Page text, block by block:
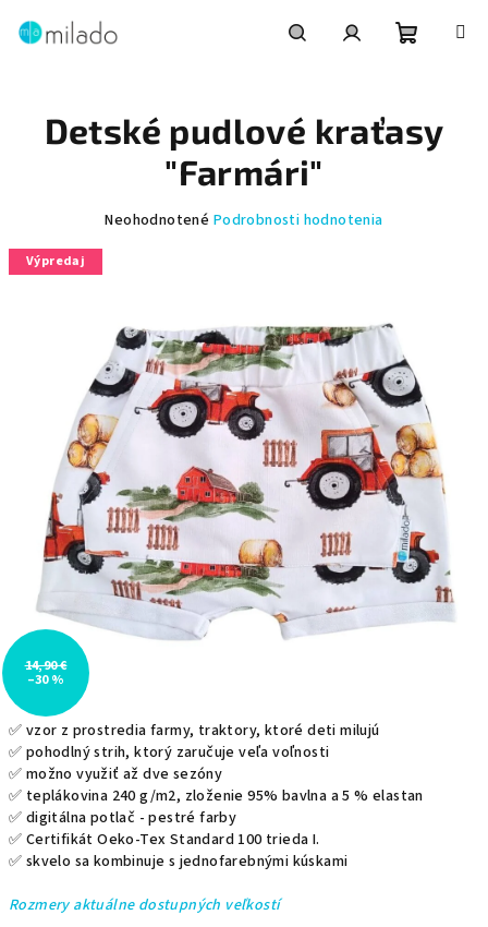
košík
✅ vzor z prostredia farmy, traktory, ktoré deti milujú
✅ pohodlný strih, ktorý zaručuje veľa voľnosti
✅ možno využiť až dve sezóny
✅ teplákovina 240 g/m2, zloženie95% bavlna a 5 % elastan
✅ digitálna potlač - pestré farby
✅ Certifikát Oeko-Tex Standard 100 trieda I.
✅ skvelo sa kombinuje s jednofarebnými kúskami
Rozmery aktuálne dostupných veľkostí
Detské pudlové kraťasy
"Farmári"
Priemerné
5
hviezdičiek.
Neohodnotené Podrobnosti hodnotenia
Výpredaj
14,90 €
–30 %